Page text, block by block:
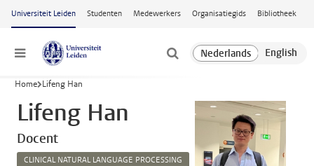
Ga naar hoofdinhoud
Universiteit Leiden Studenten Medewerkers Organisatiegids Bibliotheek
Menu
Home Lifeng Han
Lifeng Han
Docent
CLINICAL NATURAL LANGUAGE PROCESSING